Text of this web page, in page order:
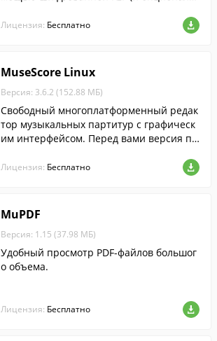
Лицензия: Бесплатно
MuseScore Linux
Версия: 3.6.2 (152.88 МБ)
Свободный многоплатформенный редак
тор музыкальных партитур с графическ
им интерфейсом. Перед вами версия пр
Лицензия: Бесплатно
MuPDF
Версия: 1.15 (37.98 МБ)
Удобный просмотр PDF-файлов большог
о объема.
Лицензия: Бесплатно